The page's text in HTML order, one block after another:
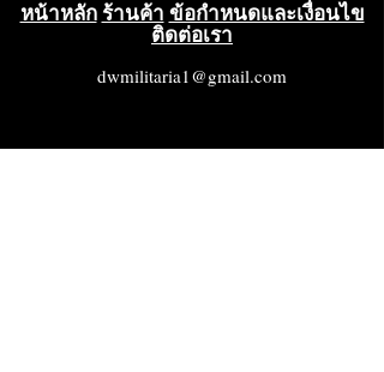
หน้าหลัก ร้านค้า ข้อกำหนดและเงื่อนไข
ติดต่อเรา
dwmilitaria1@gmail.com